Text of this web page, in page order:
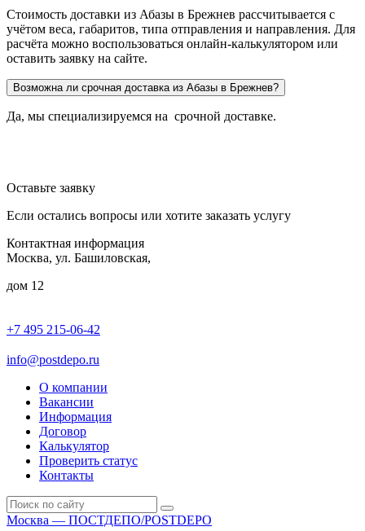
Стоимость доставки из Абазы в Брежнев рассчитывается с
учётом веса, габаритов, типа отправления и направления. Для
расчёта можно воспользоваться онлайн-калькулятором или
оставить заявку на сайте.
Возможна ли срочная доставка из Абазы в Брежнев?
Да, мы специализируемся на срочной доставке.
Оставьте заявку
Если остались вопросы или хотите заказать услугу
Контактная информация
Москва, ул. Башиловская,
дом 12
+7 495 215-06-42
info@postdepo.ru
О компании
Вакансии
Информация
Договор
Калькулятор
Проверить статус
Контакты
Москва — ПОСТДЕПО/POSTDEPO